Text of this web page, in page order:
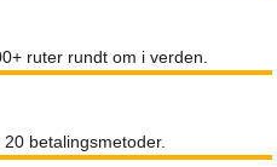
ruter rundt om i verden.
betalingsmetoder.